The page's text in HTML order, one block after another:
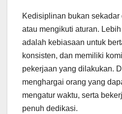
Kedisiplinan bukan sekadar
atau mengikuti aturan.
adalah kebiasaan untuk
konsisten, dan memiliki
pekerjaan yang dilakukan.
menghargai orang yang
mengatur waktu, serta
penuh dedikasi.